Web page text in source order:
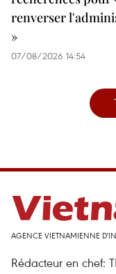
renverser
»
07/08/2026 14:54
AGENCE VIETNAMIENNE
Rédacteur en chef: